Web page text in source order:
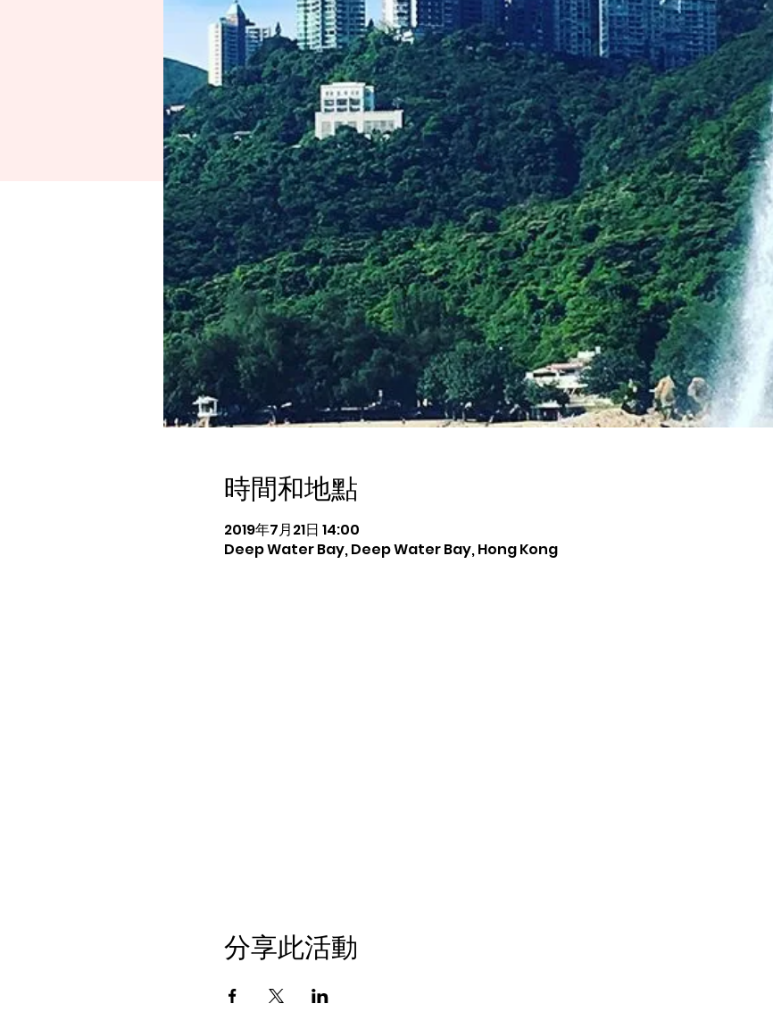
時間和地點
2019年7月21日 14:00
Deep Water Bay, Deep Water Bay, Hong Kong
分享此活動